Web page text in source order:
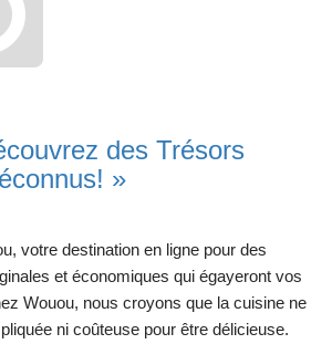
des Trésors
»
votre destination en ligne pour des
et économiques qui égayeront vos
Wouou, nous croyons que la cuisine ne
ni coûteuse pour être délicieuse.